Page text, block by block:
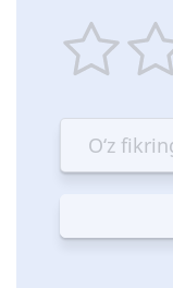
star
Terrible
stars
—
Bad